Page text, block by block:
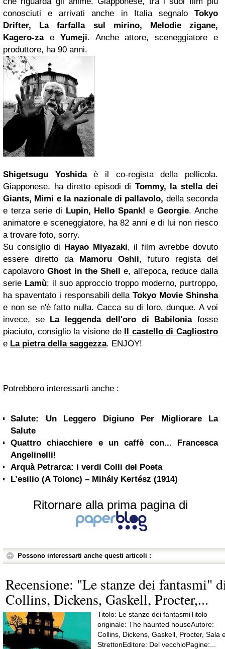
conosciuti e arrivati anche in Italia segnalo Tokyo
Drifter, La farfalla sul mirino, Melodie zigane,
Kagero-za e Yumeji. Anche attore, sceneggiatore e
produttore, ha 90 anni.
Shigetsugu Yoshidaè il co-regista della pellicola.
Giapponese, ha diretto episodi di Tommy, la stella dei
Giants, Mimi e la nazionale di pallavolo, della seconda
e terza serie di Lupin, Hello Spank! eGeorgie. Anche
animatore e sceneggiatore, ha 82 anni e di lui non riesco
a trovare foto, sorry.
Su consiglio di Hayao Miyazaki, il film avrebbe dovuto
essere diretto da Mamoru Oshii, futuro regista del
capolavoro Ghost in the Shell e, all'epoca, reduce dalla
serie Lamù; il suo approccio troppo moderno, purtroppo,
ha spaventato i responsabili dellaTokyo Movie Shinsha
e non se n'è fatto nulla. Cacca su di loro, dunque. A voi
invece, se La leggenda dell'oro di Babiloniafosse
piaciuto, consiglio la visione de Il castello di Cagliostro
e La pietra della saggezza. ENJOY!
Potrebbero interessarti anche :
Salute: Un Leggero Digiuno Per Migliorare La
Salute
Quattro chiacchiere e un caffè con... Francesca
Angelinelli!
Arquà Petrarca: i verdi Colli del Poeta
L’esilio (A Tolonc) – Mihály Kertész (1914)
Ritornare alla prima pagina di
Possono interessarti anche questi articoli :
Recensione: "Le stanze dei fantasmi"
Collins, Dickens, Gaskell, Procter,...
Titolo: Le stanze dei fantasmiTitolo
originale: The haunted houseAutore:
Collins, Dickens, Gaskell, Procter, Sala
StrettonEditore: Del vecchioPagine:...